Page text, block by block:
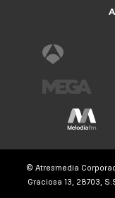
© Atresmedia
Graciosa 13, 28703,